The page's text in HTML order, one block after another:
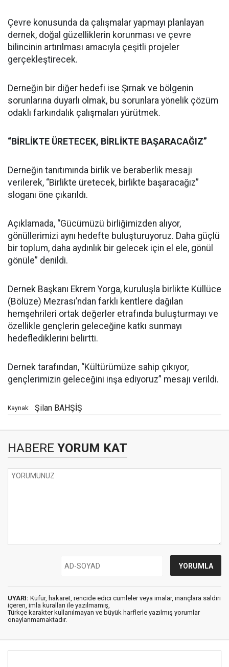
Çevre konusunda da çalışmalar yapmayı planlayan
dernek, doğal güzelliklerin korunması ve çevre
bilincinin artırılması amacıyla çeşitli projeler
gerçekleştirecek.
Derneğin bir diğer hedefi ise Şırnak ve bölgenin
sorunlarına duyarlı olmak, bu sorunlara yönelik çözüm
odaklı farkındalık çalışmaları yürütmek.
“BİRLİKTE ÜRETECEK, BİRLİKTE BAŞARACAĞIZ”
Derneğin tanıtımında birlik ve beraberlik mesajı
verilerek, “Birlikte üretecek, birlikte başaracağız”
sloganı öne çıkarıldı.
Açıklamada, “Gücümüzü birliğimizden alıyor,
gönüllerimizi aynı hedefte buluşturuyoruz. Daha güçlü
bir toplum, daha aydınlık bir gelecek için el ele, gönül
gönüle” denildi.
Dernek Başkanı Ekrem Yorga, kuruluşla birlikte Küllüce
(Bölüze) Mezrası’ndan farklı kentlere dağılan
hemşehrileri ortak değerler etrafında buluşturmayı ve
özellikle gençlerin geleceğine katkı sunmayı
hedeflediklerini belirtti.
Dernek tarafından, “Kültürümüze sahip çıkıyor,
gençlerimizin geleceğini inşa ediyoruz” mesajı verildi.
Kaynak: Şilan BAHŞİŞ
HABERE YORUM KAT
UYARI: Küfür, hakaret, rencide edici cümleler veya imalar, inançlara saldırı
içeren, imla kuralları ile yazılmamış,
Türkçe karakter kullanılmayan ve büyük harflerle yazılmış yorumlar
onaylanmamaktadır.